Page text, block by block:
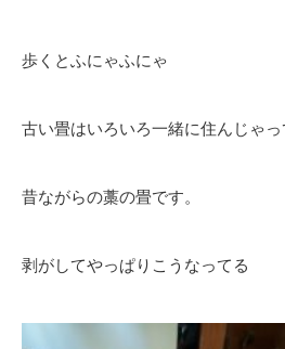
歩くとふにゃふにゃ
古い畳はいろいろ一緒に住んじゃ
昔ながらの藁の畳です。
剥がしてやっぱりこうなってる